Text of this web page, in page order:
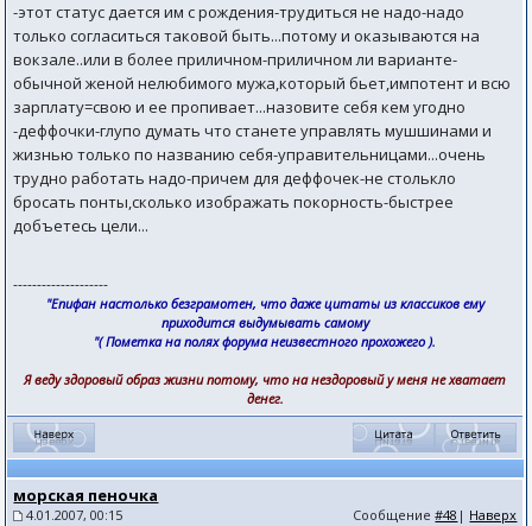
-этот статус дается им с рождения-трудиться не надо-надо
только согласиться таковой быть...потому и оказываются на
вокзале..или в более приличном-приличном ли варианте-
обычной женой нелюбимого мужа,который бьет,импотент и всю
зарплату=свою и ее пропивает...назовите себя кем угодно
-деффочки-глупо думать что станете управлять мушшинами и
жизнью только по названию себя-управительницами...очень
трудно работать надо-причем для деффочек-не столькло
бросать понты,сколько изображать покорность-быстрее
добъетесь цели...
--------------------
"Епифан настолько безграмотен, что даже цитаты из классиков ему
приходится выдумывать самому
"( Пометка на полях форума неизвестного прохожего ).
Я веду здоровый образ жизни потому, что на нездоровый у меня не хватает
денег.
морская пеночка
4.01.2007, 00:15 Сообщение#48 | Наверх